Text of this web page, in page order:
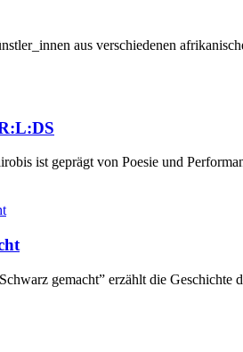
aus verschiedenen
ist geprägt von Poesie und
gemacht” erzählt die